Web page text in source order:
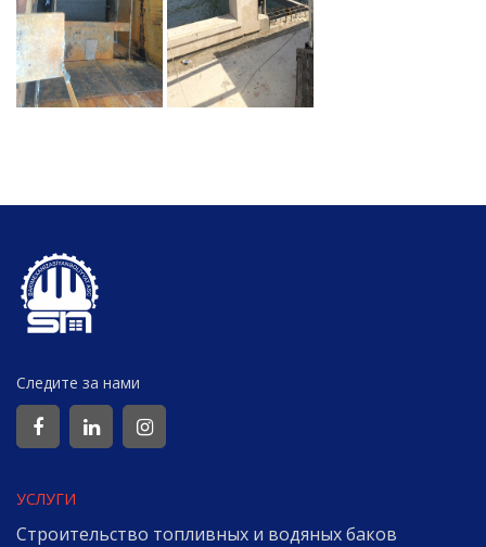
Следите за нами
УСЛУГИ
Строительство топливных и водяных баков